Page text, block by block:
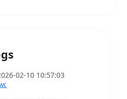
02-10 10:57:03